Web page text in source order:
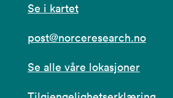
Se i kartet
post@norceresearch.no
Se alle våre lokasjoner